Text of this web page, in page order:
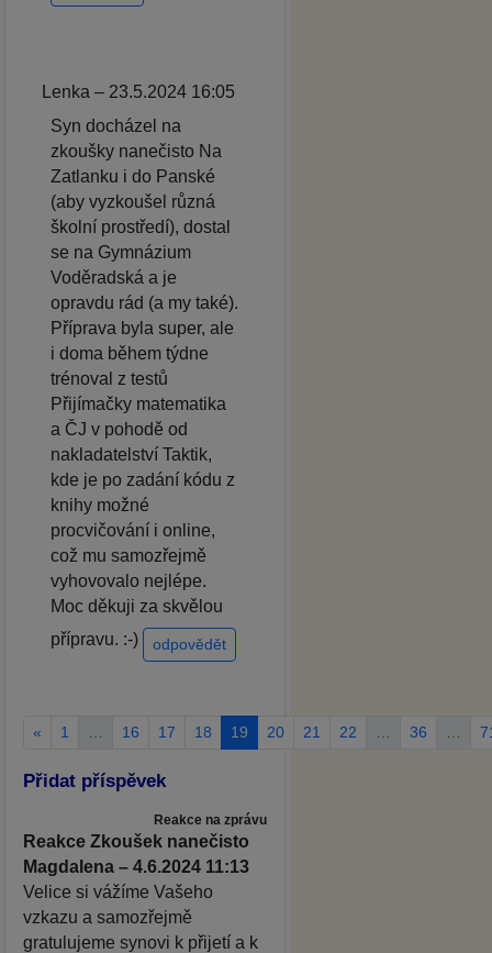
Lenka – 23.5.2024 16:05
Syn docházel na
zkoušky nanečisto Na
Zatlanku i do Panské
(aby vyzkoušel různá
školní prostředí), dostal
se na Gymnázium
Voděradská a je
opravdu rád (a my také).
Příprava byla super, ale
i doma během týdne
trénoval z testů
Přijímačky matematika
a ČJ v pohodě od
nakladatelství Taktik,
kde je po zadání kódu z
knihy možné
procvičování i online,
což mu samozřejmě
vyhovovalo nejlépe.
Moc děkuji za skvělou
přípravu. :-)
odpovědět
« 1 16 17 18 19 20 21 22 36
Přidat příspěvek
Reakce na zprávu
Reakce Zkoušek nanečisto
Magdalena – 4.6.2024 11:13
Velice si vážíme Vašeho
vzkazu a samozřejmě
gratulujeme synovi k přijetí a k